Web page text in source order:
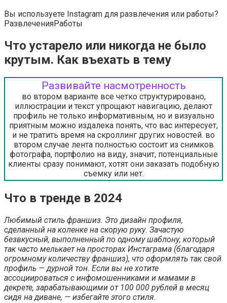
Вы используете Instagram для развлечения или работы?
РазвлеченияРаботы
Что устарело или никогда не было
крутым. Как въехать в тему
Развивайте насмотренность
во втором варианте все четко структурировано,
иллюстрации и текст упрощают навигацию, делают
профиль не только информативным, но и визуально
приятным можно издалека понять, что вас интересует,
и не тратить время на скроллинг других новостей. во
втором случае лента полностью состоит из снимков
фотографа, портфолио на виду, значит, потенциальные
клиенты сразу понимают, хотят они заказать подобную
съемку или нет.
Что в тренде в 2024
Любимый стиль франшиз. Это дизайн профиля,
сделанный на коленке на скорую руку. Зачастую
безвкусный, выполненный по одному шаблону, который
так часто мелькает на просторах Инстаграма (благодаря
огромному количеству франшиз), что оформлять так свой
профиль — дурной тон. Если вы не хотите
ассоциироваться с инфомошенниками и мамами в
декрете, зарабатывающими от 100 000 рублей в месяц
сидя на диване, — избегайте этого стиля.